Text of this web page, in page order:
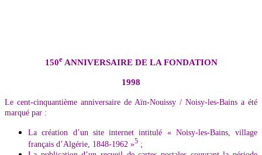
150eANNIVERSAIRE DE LA FONDATION
1998
Le cent-cinquantième anniversaire de Aïn-Nouissy / Noisy-les-Bains a été
marqué par :
La création d’un site internet intitulé « Noisy-les-Bains, village
français d’Algérie, 1848-1962 »5 ;